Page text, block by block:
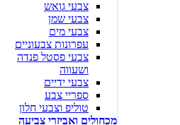
צבעי גואש
צבעי שמן
צבעי מים
עפרונות צבעוניים
צבעי פסטל פנדה
ושעווה
צבעי ידיים
ספריי צבע
טוליפ וצבעי חלון
מכחולים ואביזרי צביעה